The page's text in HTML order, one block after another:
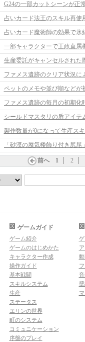
G24の一部カットシーンが正
占いカード魔術師の効果で氷
一部キャラクターで王政直属
生産委託がキャンセルされた
ファメス遺跡のクリア状況
ペットのメモや並び順などが
シールドマスタリの盾アイ
製作数量が0になって生産ス
前へ 1 2
ゲームガイド
ゲーム紹介
ゲームのはじめかた
キャラクター作成
操作ガイド
基本戦闘
スキルシステム
生産
ステータス
エリンの世界
町のシステム
コミュニケーション
序盤のプレイ